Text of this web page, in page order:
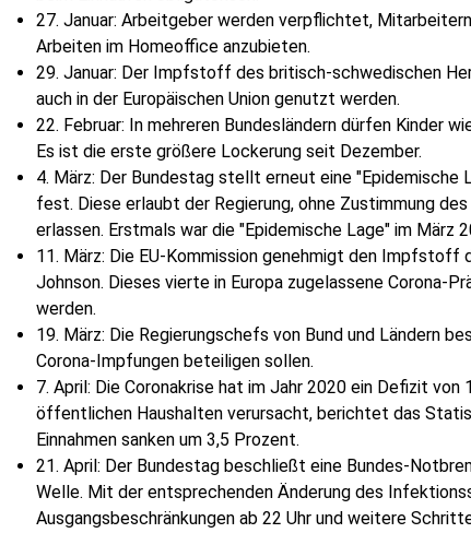
27. Januar: Arbeitgeber werden verpflichtet,
Arbeiten im Homeoffice anzubieten.
29. Januar: Der Impfstoff des britisch-schwedischen
auch in der Europäischen Union genutzt werden.
22. Februar: In mehreren Bundesländern dürfen Kinder
Es ist die erste größere Lockerung seit Dezember.
4. März: Der Bundestag stellt erneut eine "Epidemische
fest. Diese erlaubt der Regierung, ohne Zustimmung
erlassen. Erstmals war die "Epidemische Lage" im
11. März: Die EU-Kommission genehmigt den Impfstoff
Johnson. Dieses vierte in Europa zugelassene Corona-
werden.
19. März: Die Regierungschefs von Bund und Ländern
Corona-Impfungen beteiligen sollen.
7. April: Die Coronakrise hat im Jahr 2020 ein Defizit von
öffentlichen Haushalten verursacht, berichtet das
Einnahmen sanken um 3,5 Prozent.
21. April: Der Bundestag beschließt eine Bundes-
Welle. Mit der entsprechenden Änderung des
Ausgangsbeschränkungen ab 22 Uhr und weitere